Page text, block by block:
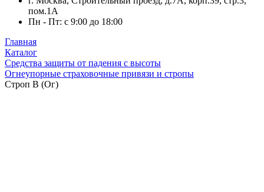
пом.1А
Пн - Пт: с 9:00 до 18:00
Главная
Каталог
Средства защиты от падения с высоты
Огнеупорные страховочные привязи и стропы
Строп В (Ог)